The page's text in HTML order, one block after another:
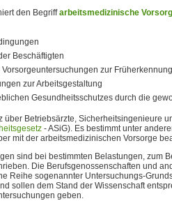
den Begriffarbeitsmedizinische
Beschäftigten
zur
zur Arbeitsgestaltung
Gesundheitsschutzes durch die
über Betriebsärzte, Sicherheitsingenieure
- ASiG). Es bestimmt unter
mit der arbeitsmedizinischen Vorsorge
sind bei bestimmten Belastungen, zum
Die Berufsgenossenschaften und
Reihe sogenannter Untersuchungs-
sollen dem Stand der Wissenschaft
geben.